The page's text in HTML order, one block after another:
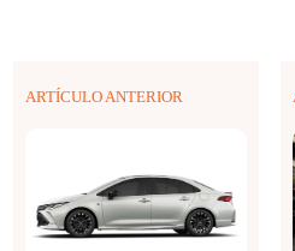
ARTÍCULO ANTERIOR